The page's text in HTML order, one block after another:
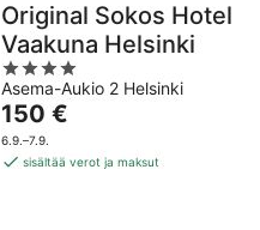
Original Sokos Hotel
Vaakuna Helsinki
4
out
of
5
Asema-Aukio 2 Helsinki
Hinta
on
150 €
150 €
6.9.–7.9.
sisältää verot ja maksut